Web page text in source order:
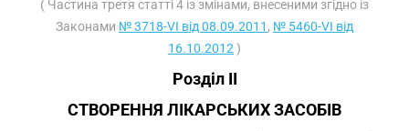
( Частина третя статті 4 із змінами, внесеними згідно із
Законами № 3718-VI від 08.09.2011 , № 5460-VI від
16.10.2012 )
Розділ II
СТВОРЕННЯ ЛІКАРСЬКИХ ЗАСОБІВ